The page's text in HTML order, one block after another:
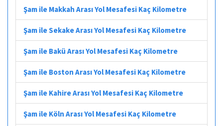
Şam ile Makkah Arası Yol Mesafesi Kaç Kilometre
Şam ile Sekake Arası Yol Mesafesi Kaç Kilometre
Şam ile Bakü Arası Yol Mesafesi Kaç Kilometre
Şam ile Boston Arası Yol Mesafesi Kaç Kilometre
Şam ile Kahire Arası Yol Mesafesi Kaç Kilometre
Şam ile Köln Arası Yol Mesafesi Kaç Kilometre